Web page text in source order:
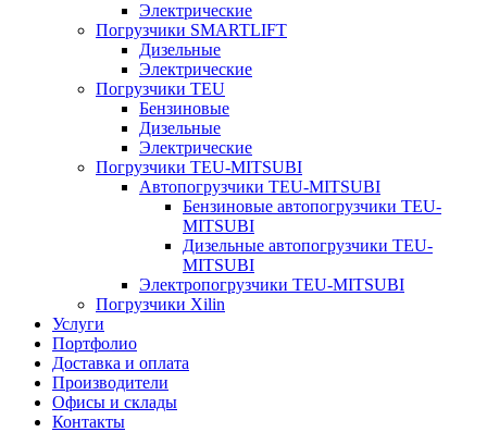
Электрические
Погрузчики SMARTLIFT
Дизельные
Электрические
Погрузчики TEU
Бензиновые
Дизельные
Электрические
Погрузчики TEU-MITSUBI
Автопогрузчики TEU-MITSUBI
Бензиновые автопогрузчики TEU-
MITSUBI
Дизельные автопогрузчики TEU-
MITSUBI
Электропогрузчики TEU-MITSUBI
Погрузчики Xilin
Услуги
Портфолио
Доставка и оплата
Производители
Офисы и склады
Контакты